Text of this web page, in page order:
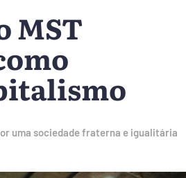
MST
uma sociedade fraterna e igualitária